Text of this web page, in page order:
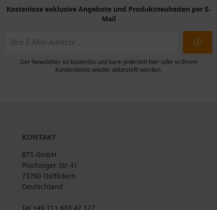
Kostenlose exklusive Angebote und Produktneuheiten per E-
Mail
Der Newsletter ist kostenlos und kann jederzeit hier oder in Ihrem
Kundenkonto wieder abbestellt werden.
KONTAKT
BTS GmbH
Plochinger Str 41
73760 Ostfildern
Deutschland
Tel +49 711 633 47 127